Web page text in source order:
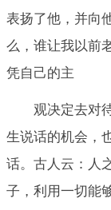
表扬了他，并向
么，谁让我以前
凭自己的主
观决定去对
生说话的机会，
话。古人云：人
子，利用一切能